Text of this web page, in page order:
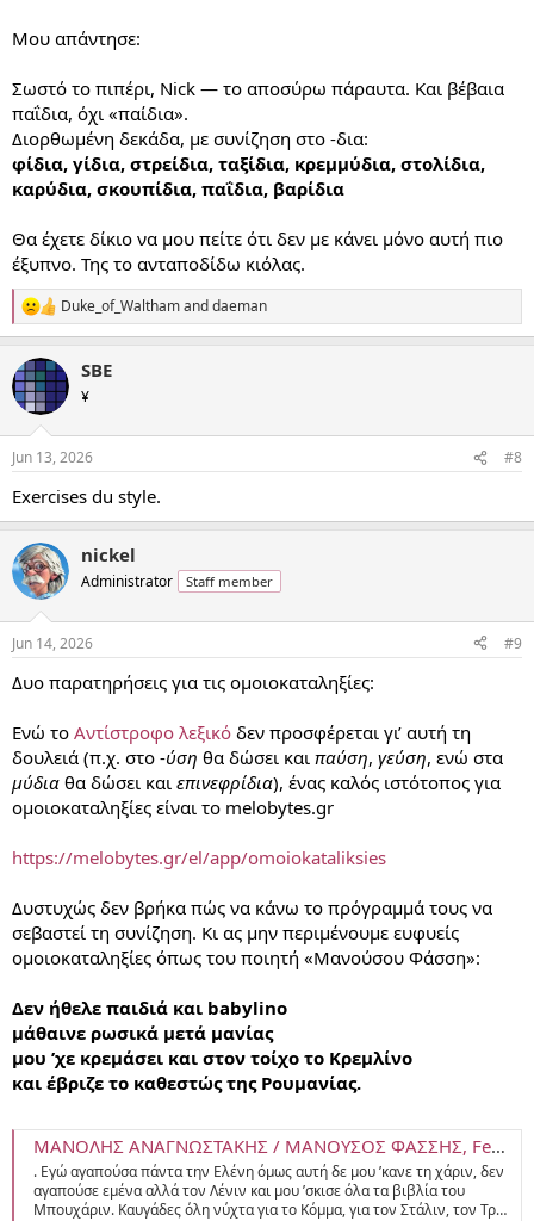
Μου απάντησε:
Σωστό το πιπέρι, Nick — το αποσύρω πάραυτα. Και βέβαια
παΐδια, όχι «παίδια».
Διορθωμένη δεκάδα, με συνίζηση στο -δια:
φίδια, γίδια, στρείδια, ταξίδια, κρεμμύδια, στολίδια,
καρύδια, σκουπίδια, παΐδια, βαρίδια
Θα έχετε δίκιο να μου πείτε ότι δεν με κάνει μόνο αυτή πιο
έξυπνο. Της το ανταποδίδω κιόλας.
R
e
c
t
i
s
Duke_of_Walthamanddaeman
SBE
¥
Jun 13, 2026 #8
Exercises du style.
nickel
Administrator Staff member
Jun 14, 2026 #9
Δυο παρατηρήσεις για τις ομοιοκαταληξίες:
Ενώ το Αντίστροφο λεξικό δεν προσφέρεται γι’ αυτή τη
δουλειά (π.χ. στο -ύση θα δώσει και παύση, γεύση, ενώ στα
μύδια θα δώσει και επινεφρίδια), ένας καλός ιστότοπος για
ομοιοκαταληξίες είναι το melobytes.gr
https://melobytes.gr/el/app/omoiokataliksies
Δυστυχώς δεν βρήκα πώς να κάνω το πρόγραμμά τους να
σεβαστεί τη συνίζηση. Κι ας μην περιμένουμε ευφυείς
ομοιοκαταληξίες όπως του ποιητή «Μανούσου Φάσση»:
Δεν ήθελε παιδιά και babylino
μάθαινε ρωσικά μετά μανίας
μου ’χε κρεμάσει και στον τοίχο το Κρεμλίνο
και έβριζε το καθεστώς της Ρουμανίας.
ΜΑΝΟΛΗΣ ΑΝΑΓΝΩΣΤΑΚΗΣ / ΜΑΝΟΥΣΟΣ ΦΑΣΣΗΣ, Femina aeterna
. Eγώ αγαπούσα πάντα την Ελένη όμως αυτή δε μου ’κανε τη χάριν, δεν
αγαπούσε εμένα αλλά τον Λένιν και μου ’σκισε όλα τα βιβλία του
Μπουχάριν. Καυγάδες όλη νύχτα για το Κόμμα, για τον Στάλιν, τον Τρ…